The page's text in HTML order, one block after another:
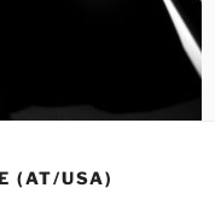
(AT/USA)